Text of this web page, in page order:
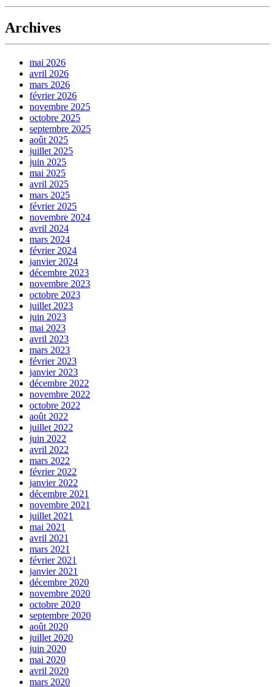
Archives
mai 2026
avril 2026
mars 2026
février 2026
novembre 2025
octobre 2025
septembre 2025
août 2025
juillet 2025
juin 2025
mai 2025
avril 2025
mars 2025
février 2025
novembre 2024
avril 2024
mars 2024
février 2024
janvier 2024
décembre 2023
novembre 2023
octobre 2023
juillet 2023
juin 2023
mai 2023
avril 2023
mars 2023
février 2023
janvier 2023
décembre 2022
novembre 2022
octobre 2022
août 2022
juillet 2022
juin 2022
avril 2022
mars 2022
février 2022
janvier 2022
décembre 2021
novembre 2021
juillet 2021
mai 2021
avril 2021
mars 2021
février 2021
janvier 2021
décembre 2020
novembre 2020
octobre 2020
septembre 2020
août 2020
juillet 2020
juin 2020
mai 2020
avril 2020
mars 2020